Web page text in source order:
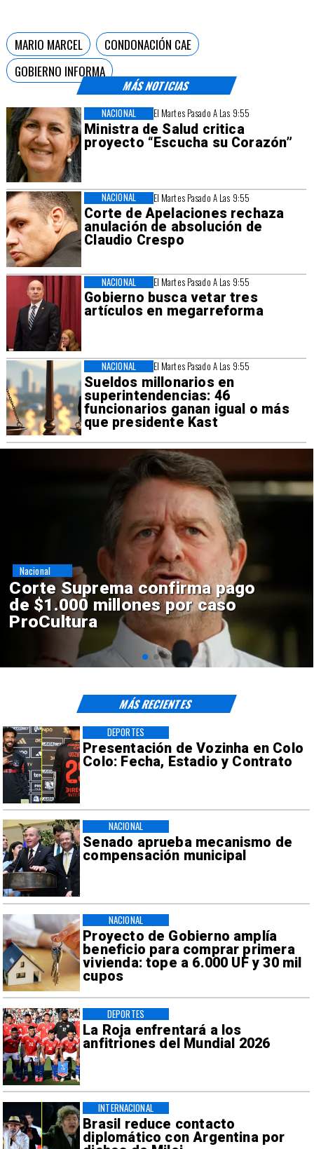
MÁS NOTICIAS
El Martes Pasado A Las 9:55
Ministra de Salud critica
proyecto “Escucha su Corazón”
NACIONAL
El Martes Pasado A Las 9:55
Corte de Apelaciones rechaza
anulación de absolución de
Claudio Crespo
NACIONAL
El Martes Pasado A Las 9:55
Gobierno busca vetar tres
artículos en megarreforma
NACIONAL
El Martes Pasado A Las 9:55
Sueldos millonarios en
superintendencias: 46
funcionarios ganan igual o más
que presidente Kast
NACIONAL
MARIO MARCEL
CONDONACIÓN CAE
GOBIERNO INFORMA
Codelco suspende
construcción de Andes Norte
en El Teniente por riesgos
sísmicos
Nacional
Presentación de Vozinha en Colo
Colo: Fecha, Estadio y Contrato
DEPORTES
Senado aprueba mecanismo de
compensación municipal
NACIONAL
Proyecto de Gobierno amplía
beneficio para comprar primera
vivienda: tope a 6.000 UF y 30 mil
cupos
NACIONAL
La Roja enfrentará a los
anfitriones del Mundial 2026
DEPORTES
Brasil reduce contacto
diplomático con Argentina por
INTERNACIONAL
MÁS RECIENTES